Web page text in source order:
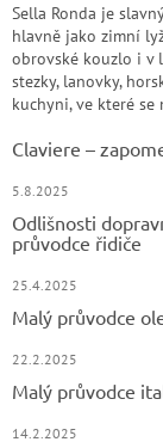
Sella Ronda je
hlavně jako zimní
obrovské kouzlo i v
stezky, lanovky,
kuchyni, ve které se
Claviere –
5.8.2025
Odlišnosti
průvodce řidiče
25.4.2025
Malý průvodce
22.2.2025
Malý průvodce
14.2.2025